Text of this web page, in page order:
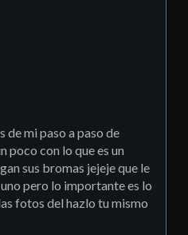
mi paso a paso de
poco con lo que es un
sus bromas jejeje que le
pero lo importante es lo
fotos del hazlo tu mismo